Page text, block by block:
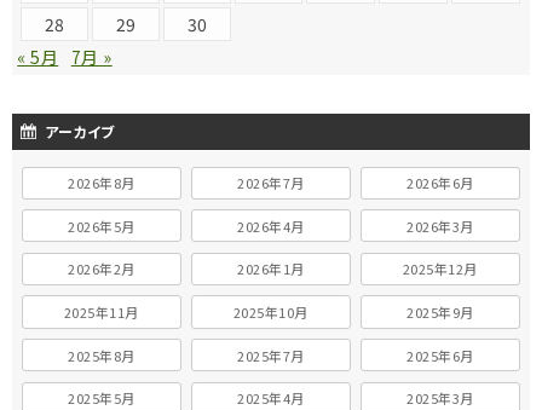
28
29
30
« 5月
7月 »
アーカイブ
2026年8月 2026年7月 2026年6月
2026年5月 2026年4月 2026年3月
2026年2月 2026年1月 2025年12月
2025年11月 2025年10月 2025年9月
2025年8月 2025年7月 2025年6月
2025年5月 2025年4月 2025年3月